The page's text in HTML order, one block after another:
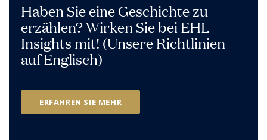
Haben Sie eine Geschichte zu
erzählen? Wirken Sie bei EHL
Insights mit! (Unsere Richtlinien
auf Englisch)
ERFAHREN SIE MEHR